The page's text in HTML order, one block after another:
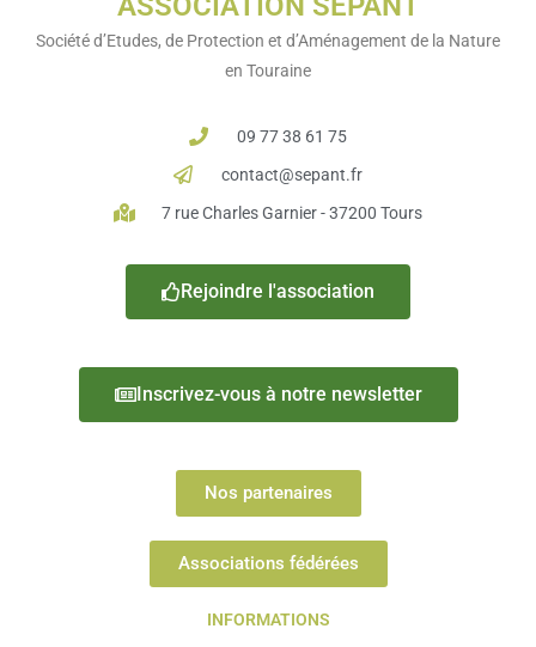
Société d’Etudes, de Protection et d’Aménagement de la Nature
en Touraine
09 77 38 61 75
contact@sepant.fr
7 rue Charles Garnier - 37200 Tours
Rejoindre l'association
Inscrivez-vous à notre newsletter
Nos partenaires
Associations fédérées
INFORMATIONS